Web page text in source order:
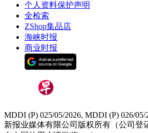
个人资料保护声明
全检索
ZShop集品店
海峡时报
商业时报
MDDI (P) 025/05/2026, MDDI (P) 026/05/
新报业媒体有限公司版权所有（公司登